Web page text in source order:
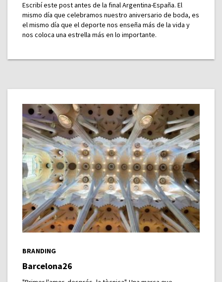
Escribí este post antes de la final Argentina-España. El
mismo día que celebramos nuestro aniversario de boda, es
el mismo día que el deporte nos enseña más de la vida y
nos coloca una estrella más en lo importante.
BRANDING
Barcelona26